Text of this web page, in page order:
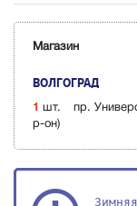
Магазин
ВОЛГОГРАД
1 шт.
пр.
р-он)